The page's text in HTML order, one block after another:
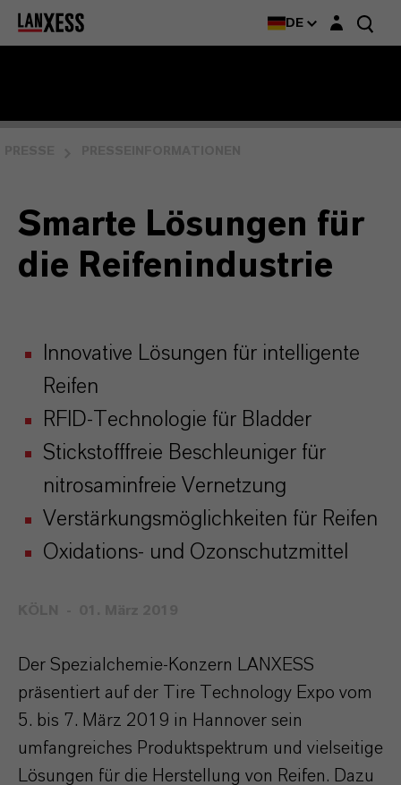
DE Login-Maske
Smarte Lösungen für
die Reifenindustrie
Innovative Lösungen für intelligente
Reifen
RFID-Technologie für Bladder
Stickstofffreie Beschleuniger für
nitrosaminfreie Vernetzung
Verstärkungsmöglichkeiten für Reifen
Oxidations- und Ozonschutzmittel
Der Spezialchemie-Konzern LANXESS
präsentiert auf der Tire Technology Expo vom
5. bis 7. März 2019 in Hannover sein
umfangreiches Produktspektrum und vielseitige
Lösungen für die Herstellung von Reifen. Dazu